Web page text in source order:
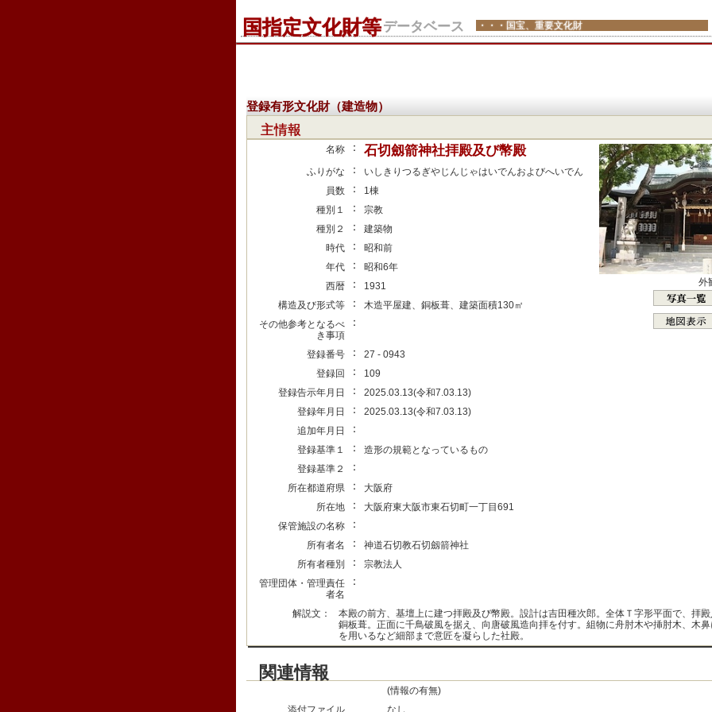
国指定文化財等データベース ・・・国宝、重要文化財
登録有形文化財（建造物）
主情報
名称 ： 石切劔箭神社拝殿及び幣殿
ふりがな ：
いしきりつるぎやじんじゃはいでんおよびへいでん
員数
：
1棟
種別１
：
宗教
種別２
：
建築物
時代
：
昭和前
年代
：
昭和6年
西暦
：
1931
構造及び形式等
：
木造平屋建、銅板葺、建築面積130㎡
その他参考となるべ
き事項
：
登録番号 ：
27 - 0943
登録回
：
109
登録告示年月日
：
2025.03.13(令和7.03.13)
登録年月日
：
2025.03.13(令和7.03.13)
追加年月日
：
登録基準１ ：
造形の規範となっているもの
登録基準２
：
所在都道府県 ：
大阪府
所在地
：
大阪府東大阪市東石切町一丁目691
保管施設の名称
：
所有者名 ：
神道石切教石切劔箭神社
所有者種別
：
宗教法人
管理団体・管理責任
者名
：
外
解説文：
本殿の前方、基壇上に建つ拝殿及び幣殿。設計は吉田種次郎。全体Ｔ字形平面で、拝
銅板葺。正面に千鳥破風を据え、向唐破風造向拝を付す。組物に舟肘木や挿肘木、木
を用いるなど細部まで意匠を凝らした社殿。
関連情報
(情報の有無)
添付ファイル
なし